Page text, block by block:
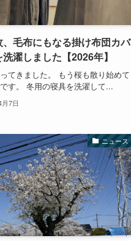
毛布にもなる掛け布団カバ
濯しました【2026年】
てきました。 もう桜も散り始めて
す。 冬用の寝具を洗濯して...
7日
ニュース